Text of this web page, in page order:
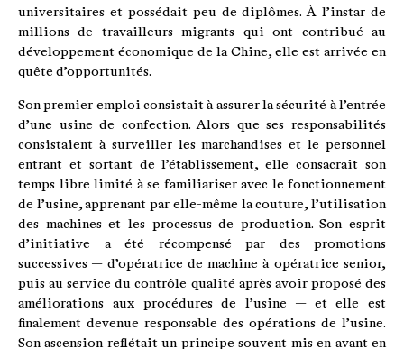
universitaires et possédait peu de diplômes. À l’instar de
millions de travailleurs migrants qui ont contribué au
développement économique de la Chine, elle est arrivée en
quête d’opportunités.
Son premier emploi consistait à assurer la sécurité à l’entrée
d’une usine de confection. Alors que ses responsabilités
consistaient à surveiller les marchandises et le personnel
entrant et sortant de l’établissement, elle consacrait son
temps libre limité à se familiariser avec le fonctionnement
de l’usine, apprenant par elle-même la couture, l’utilisation
des machines et les processus de production. Son esprit
d’initiative a été récompensé par des promotions
successives — d’opératrice de machine à opératrice senior,
puis au service du contrôle qualité après avoir proposé des
améliorations aux procédures de l’usine — et elle est
finalement devenue responsable des opérations de l’usine.
Son ascension reflétait un principe souvent mis en avant en